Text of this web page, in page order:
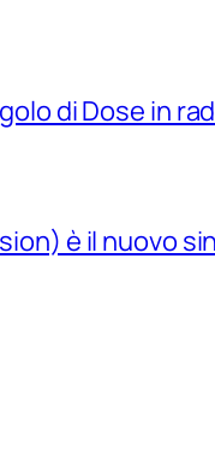
di Dose in
è il nuovo